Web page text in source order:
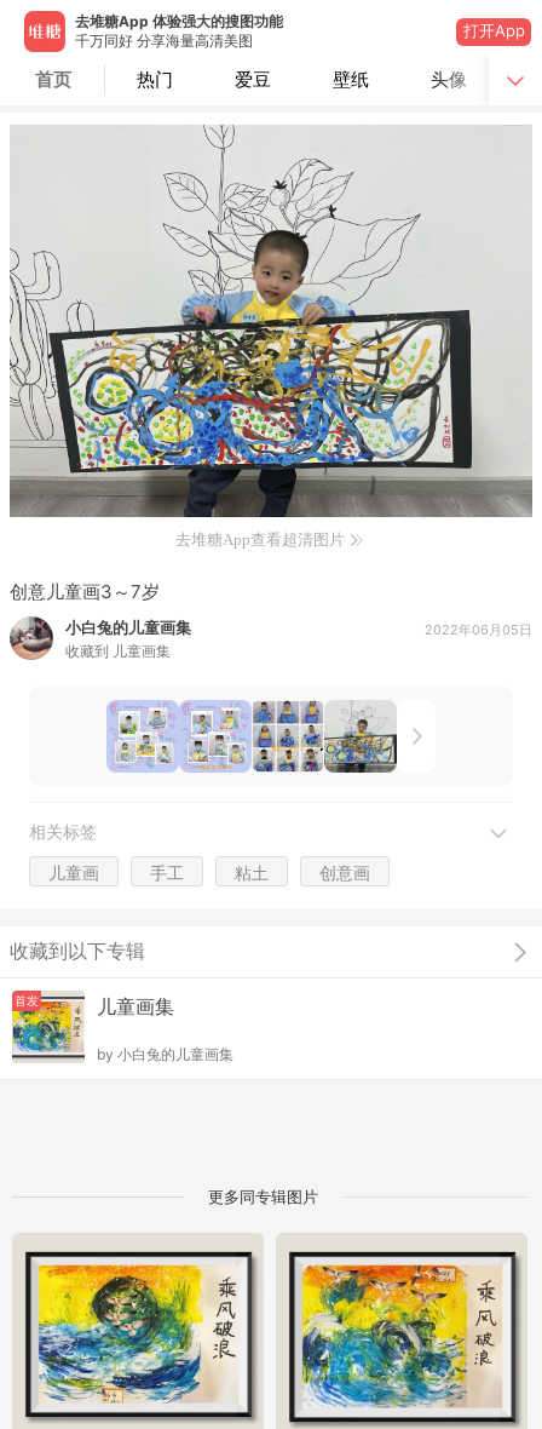
去堆糖App 体验强大的搜图功能
千万同好 分享海量高清美图
打开App
首页 热门 爱豆 壁纸 头像
去堆糖App查看超清图片
创意儿童画3～7岁
小白兔的儿童画集
收藏到 儿童画集
2022年06月05日
相关标签
儿童画 手工 粘土 创意画
收藏到以下专辑
首发 儿童画集
by 小白兔的儿童画集
更多同专辑图片